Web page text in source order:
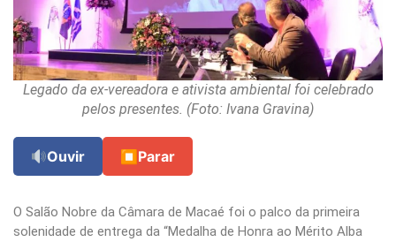
Legado da ex-vereadora e ativista ambiental foi celebrado
pelos presentes. (Foto: Ivana Gravina)
Ouvir ⏹ Parar
O Salão Nobre da Câmara de Macaé foi o palco da primeira
solenidade de entrega da “Medalha de Honra ao Mérito Alba